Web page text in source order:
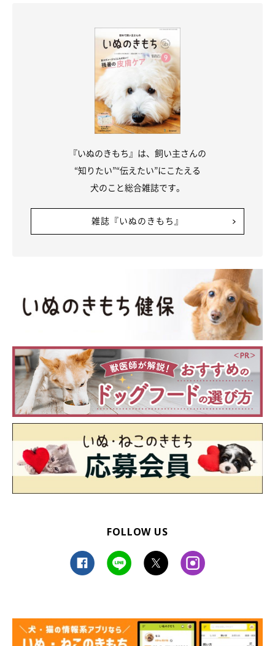
『いぬのきもち』は、飼い主さんの
“知りたい”“伝えたい”にこたえる
犬のこと総合雑誌です。
雑誌『いぬのきもち』
FOLLOW US